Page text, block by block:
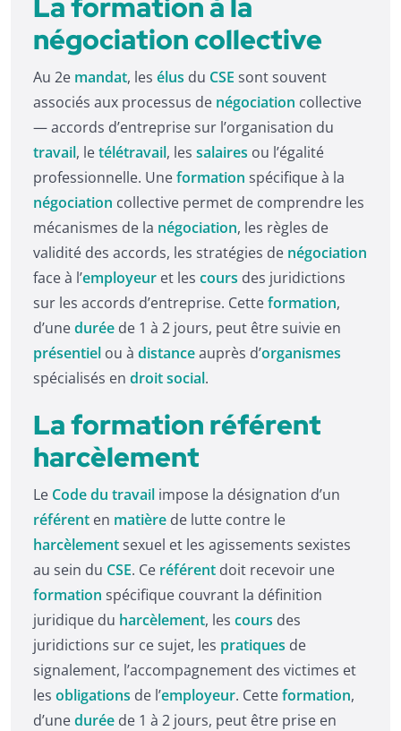
négociation collective
Au 2e mandat, les élus du CSE sont souvent
associés aux processus de négociation collective
— accords d’entreprise sur l’organisation du
travail, letélétravail, les salaires ou l’égalité
professionnelle. Uneformation spécifique à la
négociation collective permet de comprendre les
mécanismes de la négociation, les règles de
validité des accords, les stratégies de négociation
face à l’employeur et les cours des juridictions
sur les accords d’entreprise. Cetteformation,
d’unedurée de 1 à 2 jours, peut être suivie en
présentiel ou à distanceauprès d’organismes
spécialisés en droit social.
La formation référent
harcèlement
Le Code du travail impose la désignation d’un
référent en matière de lutte contre le
harcèlementsexuel et les agissements sexistes
au sein du CSE. Ce référent doit recevoir une
formation spécifique couvrant la définition
juridique du harcèlement, les cours des
juridictions sur ce sujet, les pratiques de
signalement, l’accompagnement des victimes et
les obligations de l’employeur. Cetteformation,
d’unedurée de 1 à 2 jours, peut être prise en